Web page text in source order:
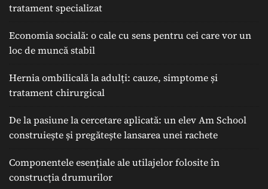
tratament specializat
Economia socială: o cale cu sens pentru cei care vor un
loc de muncă stabil
Hernia ombilicală la adulți: cauze, simptome și
tratament chirurgical
De la pasiune la cercetare aplicată: un elev Am School
construiește și pregătește lansarea unei rachete
Componentele esențiale ale utilajelor folosite în
construcția drumurilor